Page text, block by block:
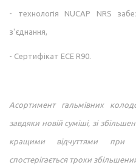
- технологія NUCAP NRS
з'єднання,
- Сертифікат ECE R90.
Асортимент гальмівних
завдяки новій суміші, зі
кращими відчуттями при
спостерігається трохи